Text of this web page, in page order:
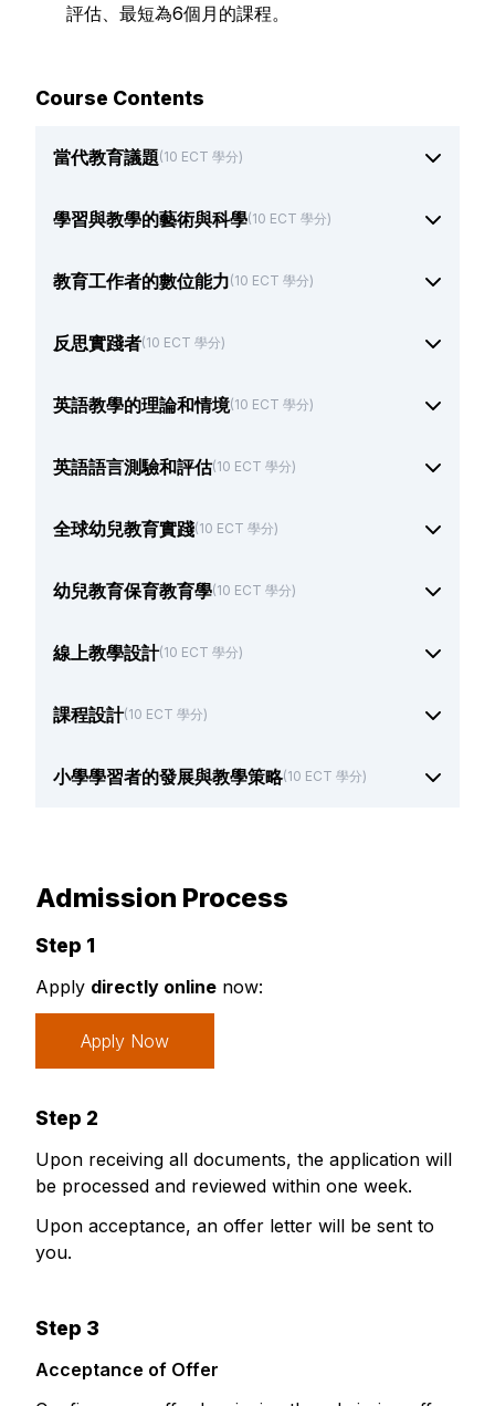
評估、最短為6個月的課程。
Course Contents
當代教育議題(10 ECT 學分)
學習與教學的藝術與科學(10 ECT 學分)
教育工作者的數位能力(10 ECT 學分)
反思實踐者(10 ECT 學分)
英語教學的理論和情境(10 ECT 學分)
英語語言測驗和評估(10 ECT 學分)
全球幼兒教育實踐(10 ECT 學分)
幼兒教育保育教育學(10 ECT 學分)
線上教學設計(10 ECT 學分)
課程設計(10 ECT 學分)
小學學習者的發展與教學策略(10 ECT 學分)
Admission Process
Step 1
Apply directly online now:
Apply Now
Step 2
Upon receiving all documents, the application will
be processed and reviewed within one week.
Upon acceptance, an offer letter will be sent to
you.
Step 3
Acceptance of Offer